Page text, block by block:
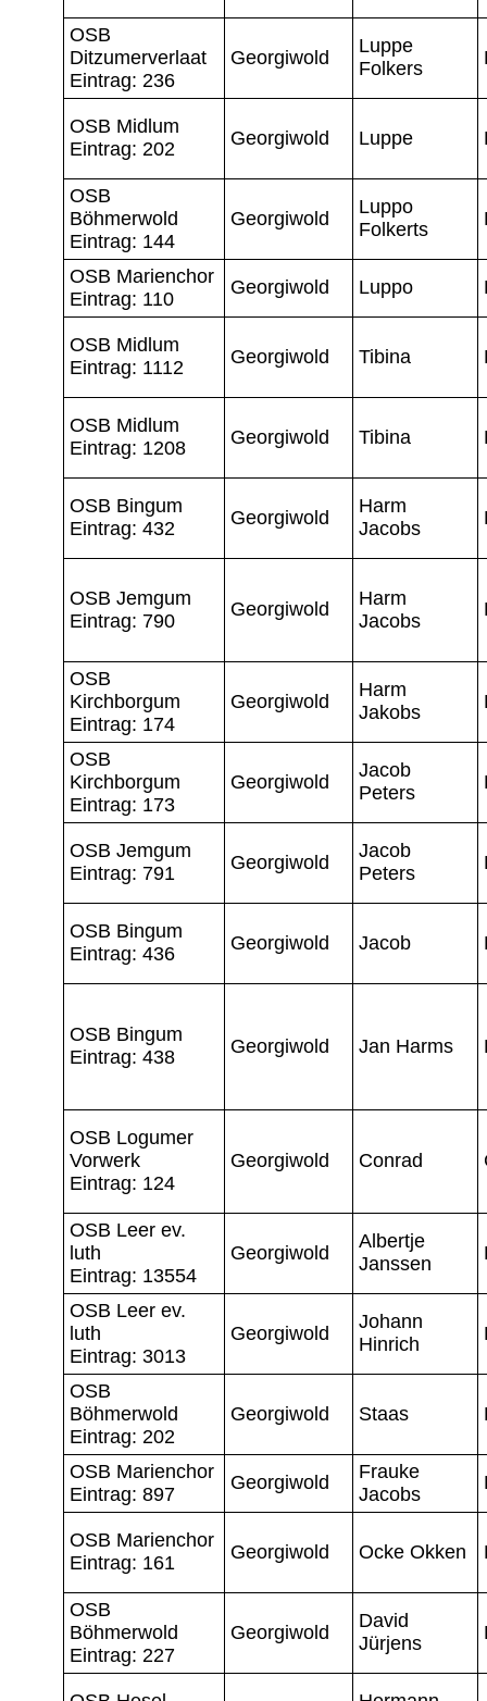
OSB
Ditzumerverlaat
Eintrag: 236
Georgiwold
Luppe
Folkers
OSB Midlum
Eintrag: 202
Georgiwold Luppe
OSB
Böhmerwold
Eintrag: 144
Georgiwold
Luppo
Folkerts
OSB Marienchor
Eintrag: 110
Georgiwold Luppo
OSB Midlum
Eintrag: 1112
Georgiwold Tibina
OSB Midlum
Eintrag: 1208
Georgiwold Tibina
OSB Bingum
Eintrag: 432
Georgiwold
Harm
Jacobs
OSB Jemgum
Eintrag: 790
Georgiwold
Harm
Jacobs
OSB
Kirchborgum
Eintrag: 174
Georgiwold
Harm
Jakobs
OSB
Kirchborgum
Eintrag: 173
Georgiwold
Jacob
Peters
OSB Jemgum
Eintrag: 791
Georgiwold
Jacob
Peters
OSB Bingum
Eintrag: 436
Georgiwold Jacob
OSB Bingum
Eintrag: 438
Georgiwold Jan Harms
OSB Logumer
Vorwerk
Eintrag: 124
Georgiwold Conrad
OSB Leer ev.
luth
Eintrag: 13554
Georgiwold
Albertje
Janssen
OSB Leer ev.
luth
Eintrag: 3013
Georgiwold
Johann
Hinrich
OSB
Böhmerwold
Eintrag: 202
Georgiwold Staas
OSB Marienchor
Eintrag: 897
Georgiwold
Frauke
Jacobs
OSB Marienchor
Eintrag: 161
Georgiwold Ocke Okken
OSB
Böhmerwold
Eintrag: 227
Georgiwold
David
Jürjens